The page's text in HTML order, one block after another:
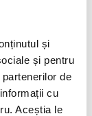
și
și pentru
de
cu
Aceștia le